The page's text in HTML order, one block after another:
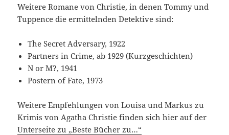
Weitere Romane von Christie, in denen Tommy und
Tuppence die ermittelnden Detektive sind:
The Secret Adversary, 1922
Partners in Crime, ab 1929 (Kurzgeschichten)
N or M?, 1941
Postern of Fate, 1973
Weitere Empfehlungen von Louisa und Markus zu
Krimis von Agatha Christie finden sich hier auf der
Unterseite zu „Beste Bücher zu…“